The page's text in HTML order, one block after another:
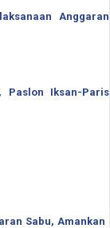
Anggaran
Paslon Iksan-Paris
Sabu, Amankan